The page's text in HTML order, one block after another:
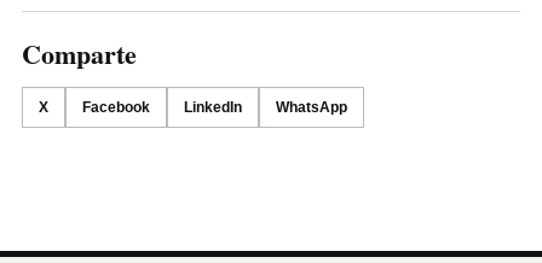
Comparte
X Facebook LinkedIn WhatsApp